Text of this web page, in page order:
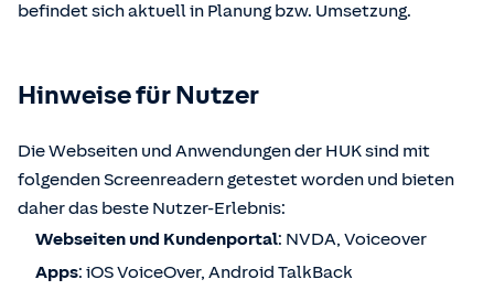
befindet sich aktuell in Planung bzw. Umsetzung.
Hinweise für Nutzer
Die Webseiten und Anwendungen der HUK sind mit
folgenden Screenreadern getestet worden und bieten
daher das beste Nutzer-Erlebnis:
Webseiten und Kundenportal: NVDA, Voiceover
Apps: iOS VoiceOver, Android TalkBack